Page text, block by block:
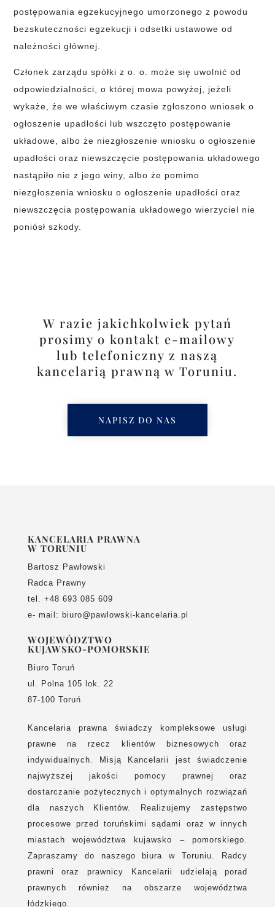
postępowania egzekucyjnego umorzonego z powodu
bezskuteczności egzekucji i odsetki ustawowe od
należności głównej.
Członek zarządu spółki z o. o. może się uwolnić od
odpowiedzialności, o której mowa powyżej, jeżeli
wykaże, że we właściwym czasie zgłoszono wniosek o
ogłoszenie upadłości lub wszczęto postępowanie
układowe, albo że niezgłoszenie wniosku o ogłoszenie
upadłości oraz niewszczęcie postępowania układowego
nastąpiło nie z jego winy, albo że pomimo
niezgłoszenia wniosku o ogłoszenie upadłości oraz
niewszczęcia postępowania układowego wierzyciel nie
poniósł szkody.
W razie jakichkolwiek pytań
prosimy o kontakt e-mailowy
lub telefoniczny z naszą
kancelarią prawną w Toruniu.
NAPISZ DO NAS
KANCELARIA PRAWNA
W TORUNIU
Bartosz Pawłowski
Radca Prawny
tel. +48 693 085 609
e- mail: biuro@pawlowski-kancelaria.pl
WOJEWÓDZTWO
KUJAWSKO-POMORSKIE
Biuro Toruń
ul. Polna 105 lok. 22
87-100 Toruń
Kancelaria prawna świadczy kompleksowe usługi
prawne na rzecz klientów biznesowych oraz
indywidualnych. Misją Kancelarii jest świadczenie
najwyższej jakości pomocy prawnej oraz
dostarczanie pożytecznych i optymalnych rozwiązań
dla naszych Klientów. Realizujemy zastępstwo
procesowe przed toruńskimi sądami oraz w innych
miastach województwa kujawsko – pomorskiego.
Zapraszamy do naszego biura w Toruniu. Radcy
prawni oraz prawnicy Kancelarii udzielają porad
prawnych również na obszarze województwa
łódzkiego.